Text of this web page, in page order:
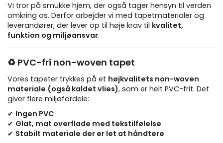
Vi tror på smukke hjem, der også tager hensyn til verden
omkring os. Derfor arbejder vi med tapetmaterialer og
leverandører, der lever op til høje krav til kvalitet,
funktion og miljøansvar.
♻️ PVC-fri non-woven tapet
Vores tapeter trykkes på et højkvalitets non-woven
materiale (også kaldet vlies), som er helt PVC-frit. Det
giver flere miljøfordele:
✔ Ingen PVC
✔ Glat, mat overflade med tekstilfølelse
✔ Stabilt materiale der er let at håndtere